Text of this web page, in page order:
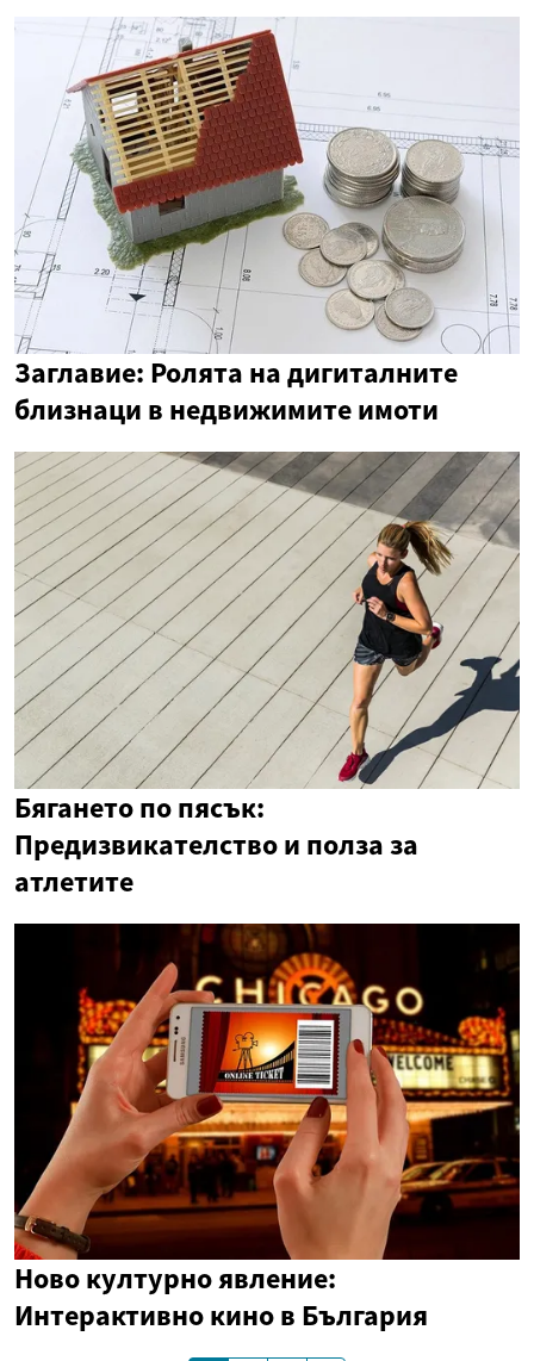
Заглавие: Ролята на дигиталните
близнаци в недвижимите имоти
Бягането по пясък:
Предизвикателство и полза за
атлетите
Ново културно явление:
Интерактивно кино в България